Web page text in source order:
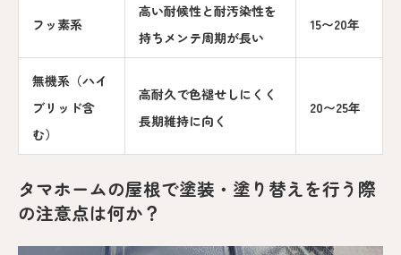
フッ素系
高い耐候性と耐汚染性を
持ちメンテ周期が長い
15〜20年
無機系（ハイ
ブリッド含
む）
高耐久で色褪せしにくく
長期維持に向く
20〜25年
タマホームの屋根で塗装・塗り替えを行う際
の注意点は何か？